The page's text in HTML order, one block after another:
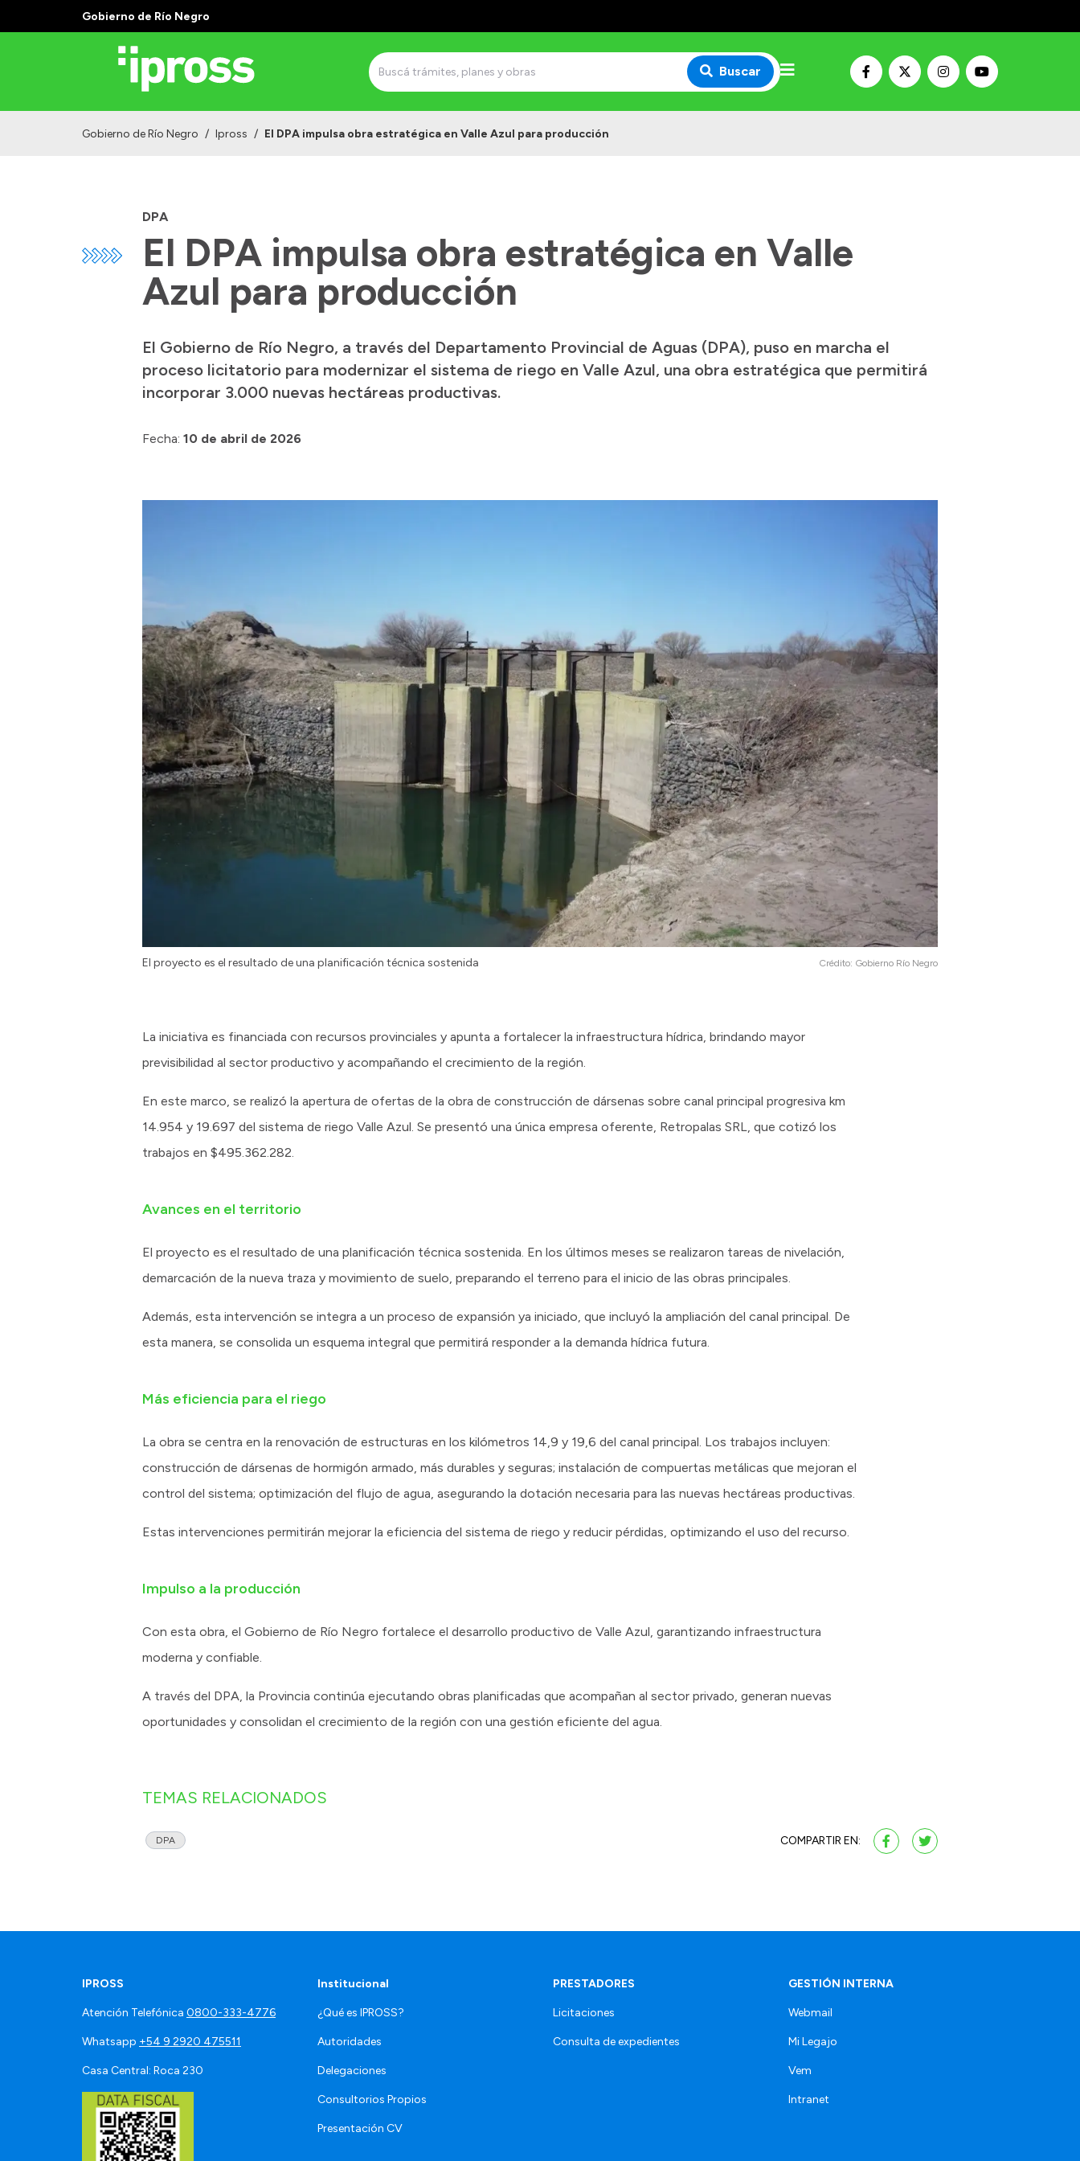
Gobierno de Río Negro
Buscar
Gobierno de Río Negro / Ipross / El DPA impulsa obra estratégica en Valle Azul para producción
DPA
El DPA impulsa obra estratégica en Valle
Azul para producción
El Gobierno de Río Negro, a través del Departamento Provincial de Aguas (DPA), puso en marcha el
proceso licitatorio para modernizar el sistema de riego en Valle Azul, una obra estratégica que permitirá
incorporar 3.000 nuevas hectáreas productivas.
Fecha: 10 de abril de 2026
El proyecto es el resultado de una planificación técnica sostenida Crédito: Gobierno Río Negro
La iniciativa es financiada con recursos provinciales y apunta a fortalecer la infraestructura hídrica, brindando mayor
previsibilidad al sector productivo y acompañando el crecimiento de la región.
En este marco, se realizó la apertura de ofertas de la obra de construcción de dársenas sobre canal principal progresiva km
14.954 y 19.697 del sistema de riego Valle Azul. Se presentó una única empresa oferente, Retropalas SRL, que cotizó los
trabajos en $495.362.282.
Avances en el territorio
El proyecto es el resultado de una planificación técnica sostenida. En los últimos meses se realizaron tareas de nivelación,
demarcación de la nueva traza y movimiento de suelo, preparando el terreno para el inicio de las obras principales.
Además, esta intervención se integra a un proceso de expansión ya iniciado, que incluyó la ampliación del canal principal. De
esta manera, se consolida un esquema integral que permitirá responder a la demanda hídrica futura.
Más eficiencia para el riego
La obra se centra en la renovación de estructuras en los kilómetros 14,9 y 19,6 del canal principal. Los trabajos incluyen:
construcción de dársenas de hormigón armado, más durables y seguras; instalación de compuertas metálicas que mejoran el
control del sistema; optimización del flujo de agua, asegurando la dotación necesaria para las nuevas hectáreas productivas.
Estas intervenciones permitirán mejorar la eficiencia del sistema de riego y reducir pérdidas, optimizando el uso del recurso.
Impulso a la producción
Con esta obra, el Gobierno de Río Negro fortalece el desarrollo productivo de Valle Azul, garantizando infraestructura
moderna y confiable.
A través del DPA, la Provincia continúa ejecutando obras planificadas que acompañan al sector privado, generan nuevas
oportunidades y consolidan el crecimiento de la región con una gestión eficiente del agua.
TEMAS RELACIONADOS
DPA COMPARTIR EN:
IPROSS
Atención Telefónica 0800-333-4776
Whatsapp +54 9 2920 475511
Casa Central: Roca 230
Institucional
¿Qué es IPROSS?
Autoridades
Delegaciones
Consultorios Propios
Presentación CV
PRESTADORES
Licitaciones
Consulta de expedientes
GESTIÓN INTERNA
Webmail
Mi Legajo
Vem
Intranet